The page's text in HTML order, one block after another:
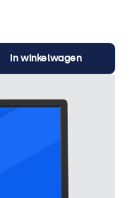
In winkelwagen